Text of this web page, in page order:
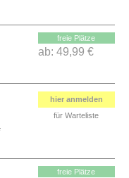
freie Plätze
ab: 49,99 €
hier anmelden
für Warteliste
freie Plätze